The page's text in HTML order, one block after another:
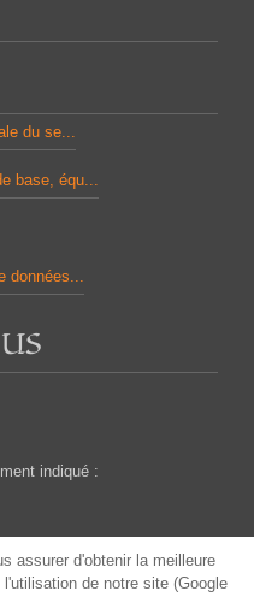
du se...
base, équ...
données...
indiqué :
Conditions
assurer d'obtenir la meilleure
l'utilisation de notre site (Google